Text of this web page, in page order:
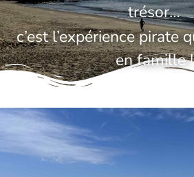
trésor…
c’est l’expérience pirate
en famille !